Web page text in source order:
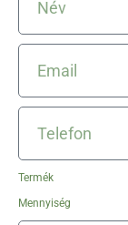
Termék
Mennyiség